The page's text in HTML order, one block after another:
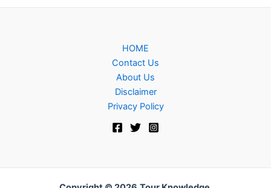
HOME
Contact Us
About Us
Disclaimer
Privacy Policy